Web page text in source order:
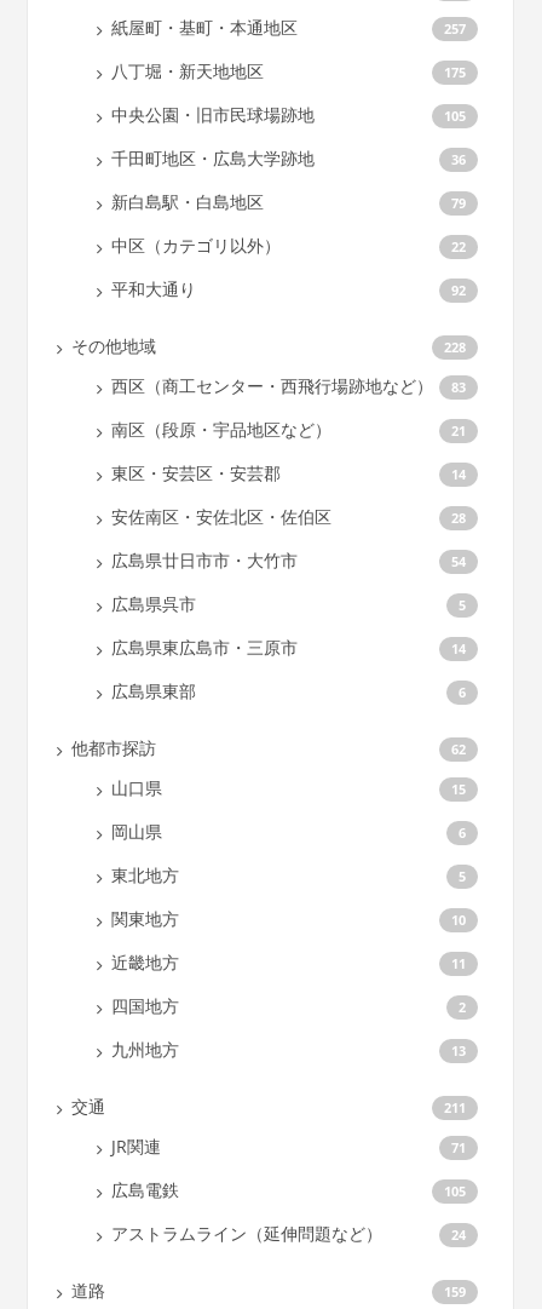
紙屋町・基町・本通地区 257
八丁堀・新天地地区 175
中央公園・旧市民球場跡地 105
千田町地区・広島大学跡地 36
新白島駅・白島地区 79
中区（カテゴリ以外） 22
平和大通り 92
その他地域 228
西区（商工センター・西飛行場跡地など） 83
南区（段原・宇品地区など） 21
東区・安芸区・安芸郡 14
安佐南区・安佐北区・佐伯区 28
広島県廿日市市・大竹市 54
広島県呉市 5
広島県東広島市・三原市 14
広島県東部 6
他都市探訪 62
山口県 15
岡山県 6
東北地方 5
関東地方 10
近畿地方 11
四国地方 2
九州地方 13
交通 211
JR関連 71
広島電鉄 105
アストラムライン（延伸問題など） 24
道路 159